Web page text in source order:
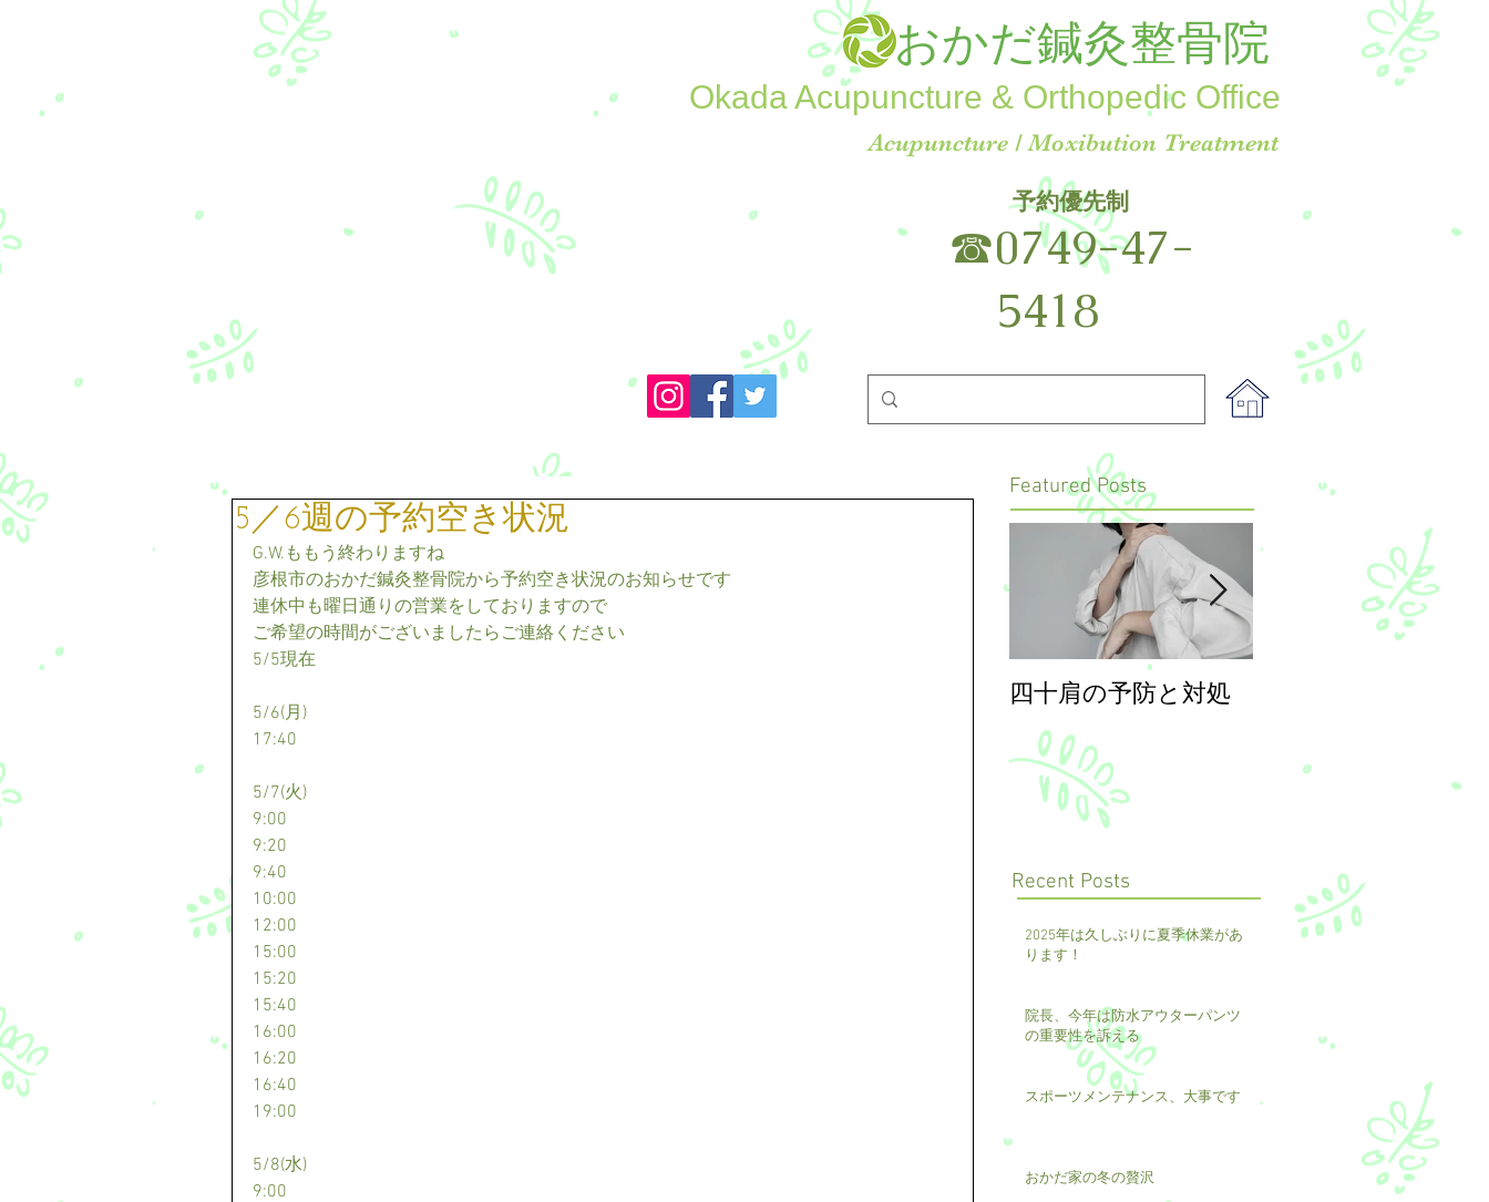
おかだ鍼灸整骨院
Okada Acupuncture & Orthopedic Office
Acupuncture / Moxibution Treatment
予約優先制
☎0749-47-
5418
5／6週の予約空き状況
G.W.ももう終わりますね
彦根市のおかだ鍼灸整骨院から予約空き状況のお知らせです
連休中も曜日通りの営業をしておりますので
ご希望の時間がございましたらご連絡ください
5/5現在
5/6(月)
17:40
5/7(火)
9:00
9:20
9:40
10:00
12:00
15:00
15:20
15:40
16:00
16:20
16:40
19:00
5/8(水)
9:00
Featured Posts
四十肩の予防と対処
Recent Posts
2025年は久しぶりに夏季休業があ
ります！
院長、今年は防水アウターパンツ
の重要性を訴える
スポーツメンテナンス、大事です
おかだ家の冬の贅沢